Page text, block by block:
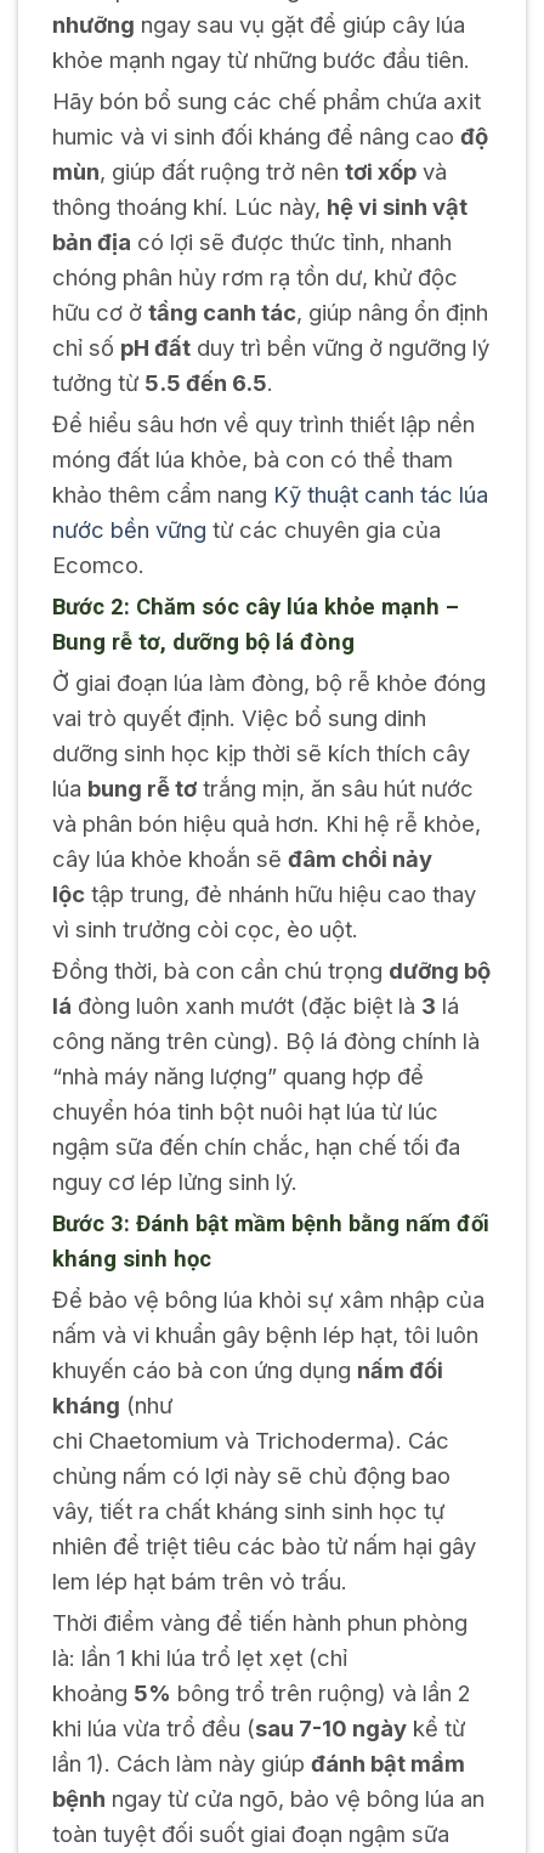
nhưỡng ngay sau vụ gặt để giúp cây lúa
khỏe mạnh ngay từ những bước đầu tiên.
Hãy bón bổ sung các chế phẩm chứa axit
humic và vi sinh đối kháng để nâng cao độ
mùn, giúp đất ruộng trở nên tơi xốpvà
thông thoáng khí. Lúc này, hệ vi sinh vật
bản địa có lợi sẽ được thức tỉnh, nhanh
chóng phân hủy rơm rạ tồn dư, khử độc
hữu cơ ở tầng canh tác, giúp nâng ổn định
chỉ số pH đấtduy trì bền vững ở ngưỡng lý
tưởng từ 5.5 đến 6.5.
Để hiểu sâu hơn về quy trình thiết lập nền
móng đất lúa khỏe, bà con có thể tham
khảo thêm cẩm nang Kỹ thuật canh tác lúa
nước bền vững từ các chuyên gia của
Ecomco.
Bước 2: Chăm sóc cây lúa khỏe mạnh –
Bung rễ tơ, dưỡng bộ lá đòng
Ở giai đoạn lúa làm đòng, bộ rễ khỏe đóng
vai trò quyết định. Việc bổ sung dinh
dưỡng sinh học kịp thời sẽ kích thích cây
lúa bung rễ tơtrắng mịn, ăn sâu hút nước
và phân bón hiệu quả hơn. Khi hệ rễ khỏe,
cây lúa khỏe khoắn sẽ đâm chồi nảy
lộc tập trung, đẻ nhánh hữu hiệu cao thay
vì sinh trưởng còi cọc, èo uột.
Đồng thời, bà con cần chú trọng dưỡng bộ
lá đòng luôn xanh mướt (đặc biệt là 3 lá
công năng trên cùng). Bộ lá đòng chính là
“nhà máy năng lượng” quang hợp để
chuyển hóa tinh bột nuôi hạt lúa từ lúc
ngậm sữa đến chín chắc, hạn chế tối đa
nguy cơ lép lửng sinh lý.
Bước 3: Đánh bật mầm bệnh bằng nấm đối
kháng sinh học
Để bảo vệ bông lúa khỏi sự xâm nhập của
nấm và vi khuẩn gây bệnh lép hạt, tôi luôn
khuyến cáo bà con ứng dụng nấm đối
kháng (như
chi Chaetomium và Trichoderma). Các
chủng nấm có lợi này sẽ chủ động bao
vây, tiết ra chất kháng sinh sinh học tự
nhiên để triệt tiêu các bào tử nấm hại gây
lem lép hạt bám trên vỏ trấu.
Thời điểm vàng để tiến hành phun phòng
là: lần 1 khi lúa trổ lẹt xẹt (chỉ
khoảng 5% bông trổ trên ruộng) và lần 2
khi lúa vừa trổ đều (sau 7-10 ngàykể từ
lần 1). Cách làm này giúp đánh bật mầm
bệnh ngay từ cửa ngõ, bảo vệ bông lúa an
toàn tuyệt đối suốt giai đoạn ngậm sữa